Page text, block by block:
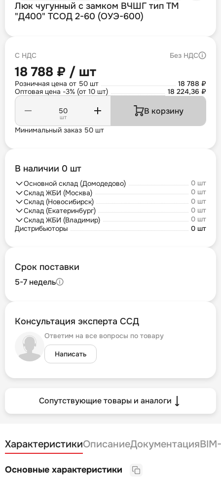
Люк чугунный с замком ВЧШГ тип ТМ
"Д400" ТСОД 2-60 (ОУЭ-600)
С НДС Без НДС
18 788 ₽ / шт
Розничная цена от 50 шт
18 788 ₽
Оптовая цена -3% (от 10 шт)
18 224,36 ₽
шт
В корзину
Минимальный заказ 50 шт
В наличии 0 шт
Основной склад (Домодедово)
0 шт
Склад ЖБИ (Москва)
0 шт
Склад (Новосибирск)
0 шт
Склад (Екатеринбург)
0 шт
Склад ЖБИ (Владимир)
0 шт
Дистрибьюторы
0 шт
Срок поставки
5-7 недель
Консультация эксперта ССД
Ответим на все вопросы по товару
Написать
Сопутствующие товары и аналоги
ХарактеристикиОписаниеДокументация
Основные характеристики